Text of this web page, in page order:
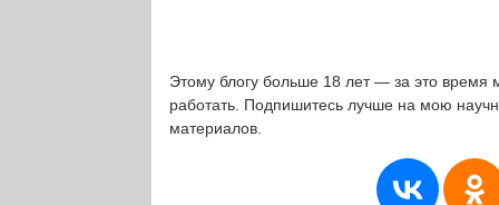
Этому блогу больше 18 лет — за это время
работать. Подпишитесь лучше на мою
материалов.